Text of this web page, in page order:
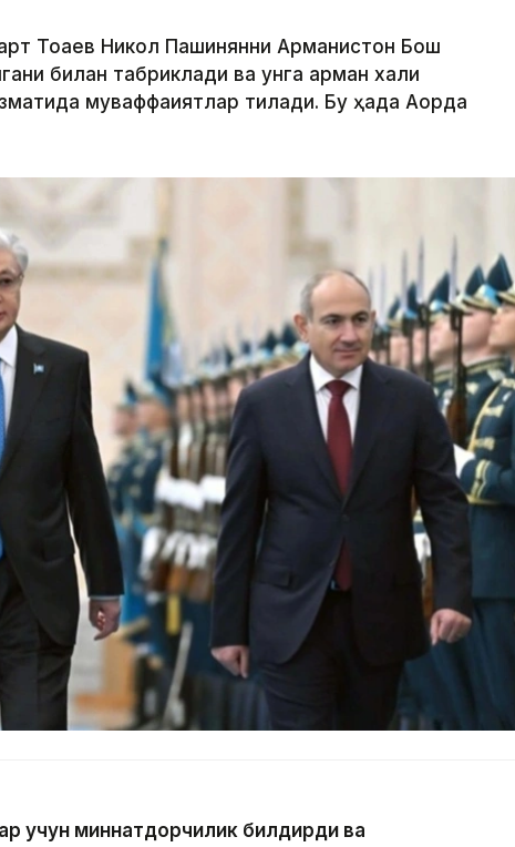
Тоқаев Никол Пашинянни Арманистон Бош
билан табриклади ва унга арман халқи
муваффақиятлар тилади. Бу ҳақда Ақорда
учун миннатдорчилик билдирди ва